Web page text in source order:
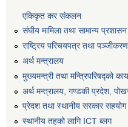
एकिकृत कर संकलन
संघीय मामिला तथा सामान्य
राष्ट्रिय परिचयपत्र तथा पञ्जीकरण
अर्थ मन्त्रालय
मुख्यमन्त्री तथा मन्त्रिपरिषद्को
अर्थ मन्त्रालय, गण्डकी प्रदेश,
प्रेदश तथा स्थानीय सरकार सहयोग
स्थानीय तहको लागि ICT ब्लग